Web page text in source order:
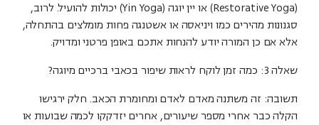
(Restorative Yoga) או יין יוגה (Yin Yoga) יכולות להועיל. לרוב,
סגנונות מהירים כמו ויניאסה או אשטנגה פחות מומלצים בהתחלה,
אלא אם כן המורה יודע להנחות אתכם באופן פרטני ומדויק.
שאלה 3: כמה זמן לוקח לראות שיפור בכאבי ברכיים מיוגה?
תשובה: זה משתנה מאדם לאדם ומחומרת הכאב. חלק ירגישו
הקלה כבר אחרי מספר שיעורים, אחרים יזדקקו לכמה שבועות או